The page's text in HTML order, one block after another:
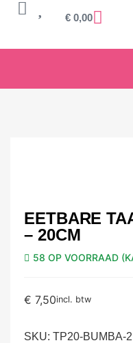
€ 0,00
EETBARE
– 20CM
58 OP VOORRAAD
€ 7,50incl. btw
SKU: TP20-BUMBA-2